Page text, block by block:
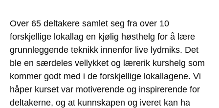
Over 65 deltakere samlet seg fra over 10
forskjellige lokallag en kjølig høsthelg for å lære
grunnleggende teknikk innenfor live lydmiks. Det
ble en særdeles vellykket og lærerik kurshelg som
kommer godt med i de forskjellige lokallagene. Vi
håper kurset var motiverende og inspirerende for
deltakerne, og at kunnskapen og iveret kan ha